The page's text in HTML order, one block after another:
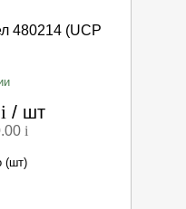
480214 (UCP
i / шт
i
(шт)